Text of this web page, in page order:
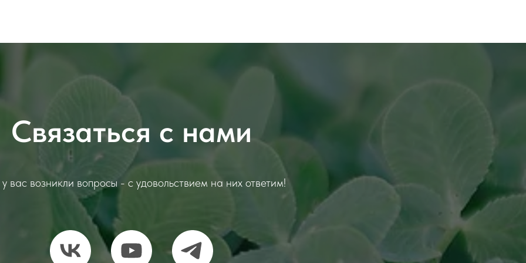
Связаться с нами
вас возникли вопросы - с удовольствием на них ответим!